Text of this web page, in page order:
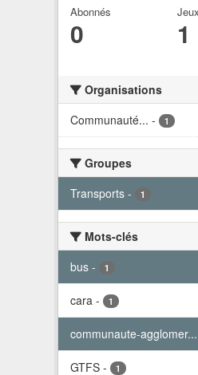
Abonnés
0 1
Organisations
Communauté... - 1
Groupes
Transports - 1
Mots-clés
bus - 1
cara - 1
communaute-agglomer...
GTFS - 1